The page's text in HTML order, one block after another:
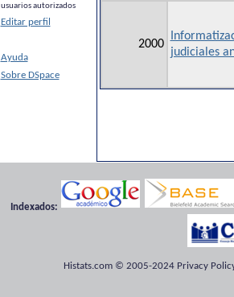
usuarios autorizados
Editar perfil
Ayuda
Sobre DSpace
2000
judiciales
Indexados:
Histats.com © 2005-2024 Privacy